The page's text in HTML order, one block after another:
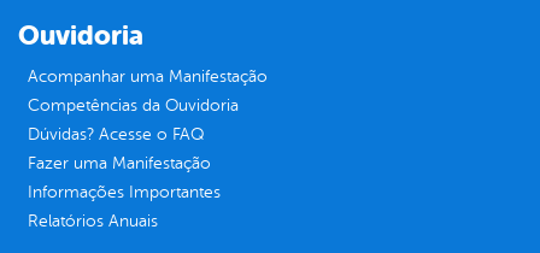
Ouvidoria
Acompanhar uma Manifestação
Competências da Ouvidoria
Dúvidas? Acesse o FAQ
Fazer uma Manifestação
Informações Importantes
Relatórios Anuais